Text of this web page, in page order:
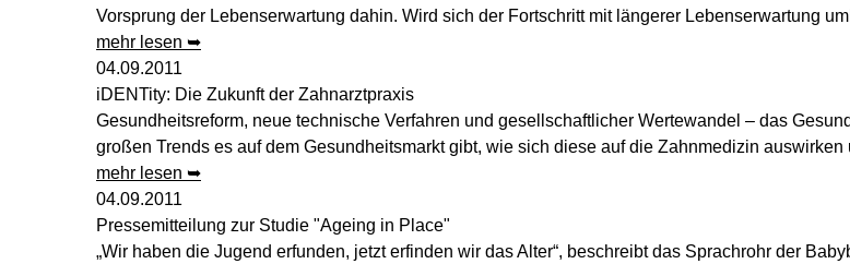
Vorsprung der Lebenserwartung dahin. Wird sich der Fortschritt mit längerer Lebenserwartung
mehr lesen ➥
04.09.2011
iDENTity: Die Zukunft der Zahnarztpraxis
Gesundheitsreform, neue technische Verfahren und gesellschaftlicher Wertewandel – das
großen Trends es auf dem Gesundheitsmarkt gibt, wie sich diese auf die Zahnmedizin
mehr lesen ➥
04.09.2011
Pressemitteilung zur Studie "Ageing in Place"
„Wir haben die Jugend erfunden, jetzt erfinden wir das Alter“, beschreibt das Sprachrohr der